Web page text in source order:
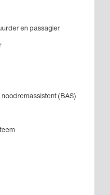
en passagier
(BAS)